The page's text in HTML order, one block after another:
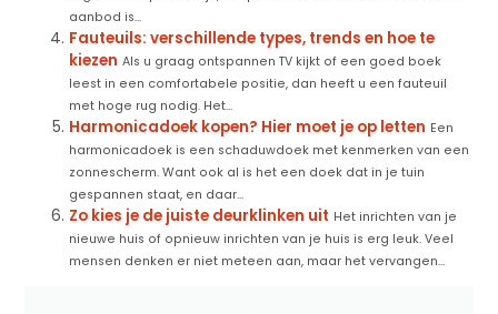
aanbod is...
Fauteuils: verschillende types, trends en hoe te
kiezen Als u graag ontspannen TV kijkt of een goed boek
leest in een comfortabele positie, dan heeft u een fauteuil
met hoge rug nodig. Het...
Harmonicadoek kopen? Hier moet je op letten Een
harmonicadoek is een schaduwdoek met kenmerken van een
zonnescherm. Want ook al is het een doek dat in je tuin
gespannen staat, en daar...
Zo kies je de juiste deurklinken uit Het inrichten van je
nieuwe huis of opnieuw inrichten van je huis is erg leuk. Veel
mensen denken er niet meteen aan, maar het vervangen...